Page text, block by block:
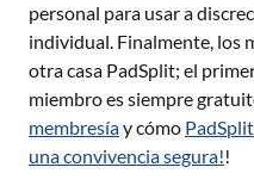
personal para usar a
individual. Finalmente, los
otra casa PadSplit; el
miembro es siempre
membresíay cómo
una convivencia segura!!